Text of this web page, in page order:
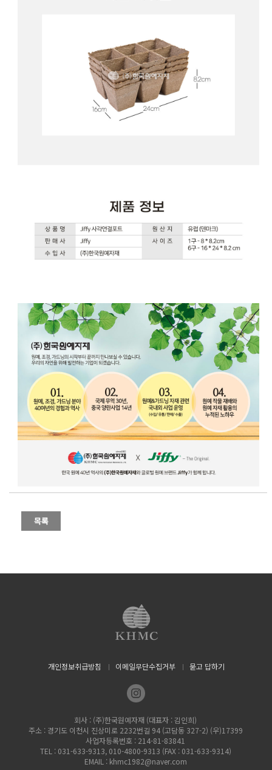
개인정보취급방침 이메일무단수집거부 묻고 답하기
회사 : (주)한국원예자재 (대표자 : 김인희)
주소 : 경기도 이천시 진상미로 2232번길 94 (고담동 327-2) (우)17399
사업자등록번호 : 214-81-83841
TEL : 031-633-9313, 010-4800-9313 (FAX : 031-633-9314)
EMAIL : khmc1982@naver.com